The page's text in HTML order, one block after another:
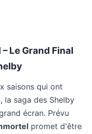
Le Grand Final
saisons qui ont
la saga des Shelby
écran. Prévu
promet d'être